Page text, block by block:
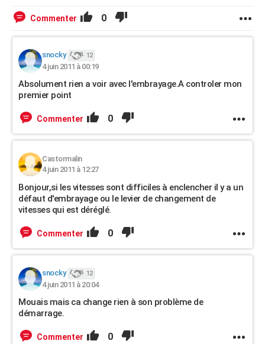
Commenter 0
snocky 12
4 juin 2011 à 00:19
Absolument rien a voir avec l'embrayage.A controler mon
premier point
Commenter 0
Castormalin
4 juin 2011 à 12:27
Bonjour,si les vitesses sont difficiles à enclencher il y a un
défaut d'embrayage ou le levier de changement de
vitesses qui est déréglé.
Commenter 0
snocky 12
4 juin 2011 à 20:04
Mouais mais ca change rien à son problème de
démarrage.
Commenter 0